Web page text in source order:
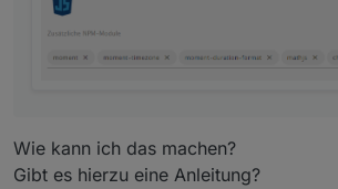
Wie kann ich das machen?
Gibt es hierzu eine Anleitung?